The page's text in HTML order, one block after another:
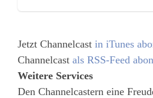
Jetzt Channelcast in iTunes
Channelcast als RSS-Feed
Weitere Services
Den Channelcastern eine